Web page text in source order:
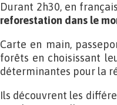
Durant 2h30, en
reforestation dans le
Carte en main,
forêts en choisissant
déterminantes pour la
Ils découvrent les